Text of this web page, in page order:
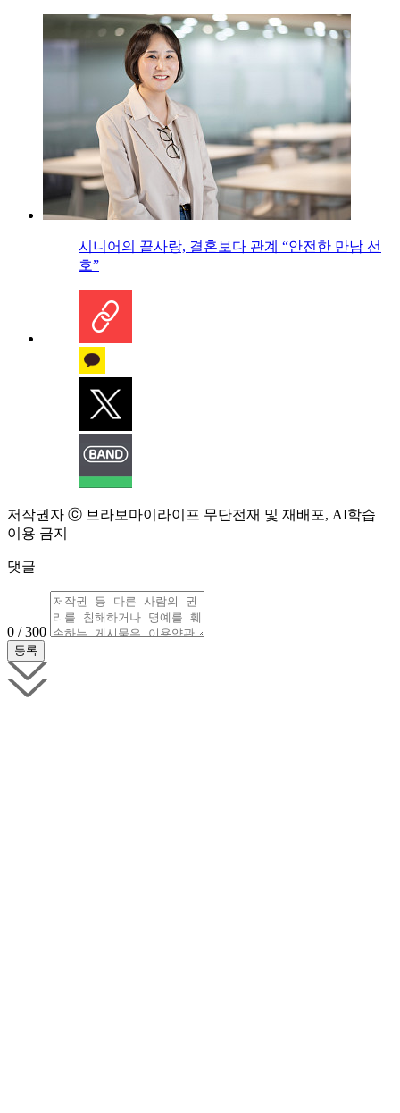
시니어의 끝사랑, 결혼보다 관계 “안전한 만남 선
호”
저작권자 ⓒ 브라보마이라이프 무단전재 및 재배포, AI학습
이용 금지
댓글
0 / 300